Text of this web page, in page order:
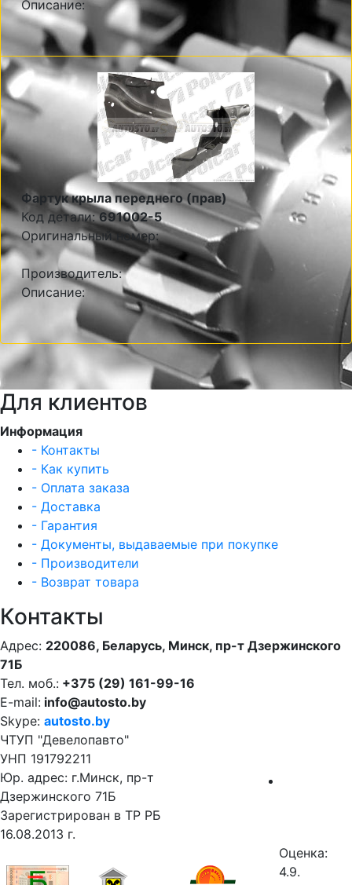
Описание:
Фартук крыла переднего (прав)
Код детали:691002-5
Оригинальный номер:
Производитель:
Описание:
Для клиентов
Информация
- Контакты
- Как купить
- Оплата заказа
- Доставка
- Гарантия
- Документы, выдаваемые при покупке
- Производители
- Возврат товара
Контакты
Адрес: 220086, Беларусь, Минск, пр-т Дзержинского
71Б
Тел. моб.: +375 (29) 161-99-16
E-mail: info@autosto.by
Skype: autosto.by
ЧТУП "Девелопавто"
УНП 191792211
Юр. адрес: г.Минск, пр-т
Дзержинского 71Б
Зарегистрирован в ТР РБ
16.08.2013 г.
Оценка:
4.9.